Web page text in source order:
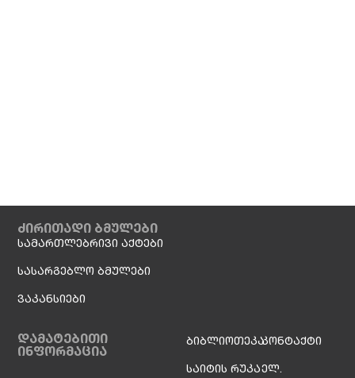
ძირითადი ბმულები
სამართლებრივი აქტები
სასარგებლო ბმულები
ვაკანსიები
დამატებითი
ინფორმაცია
ბიბლიოთეკა
საიტის რუკა
კონტაქტი
ელ.